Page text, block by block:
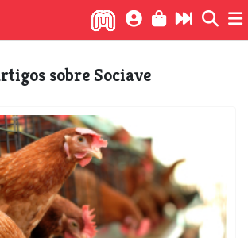
Artigos sobre Sociave